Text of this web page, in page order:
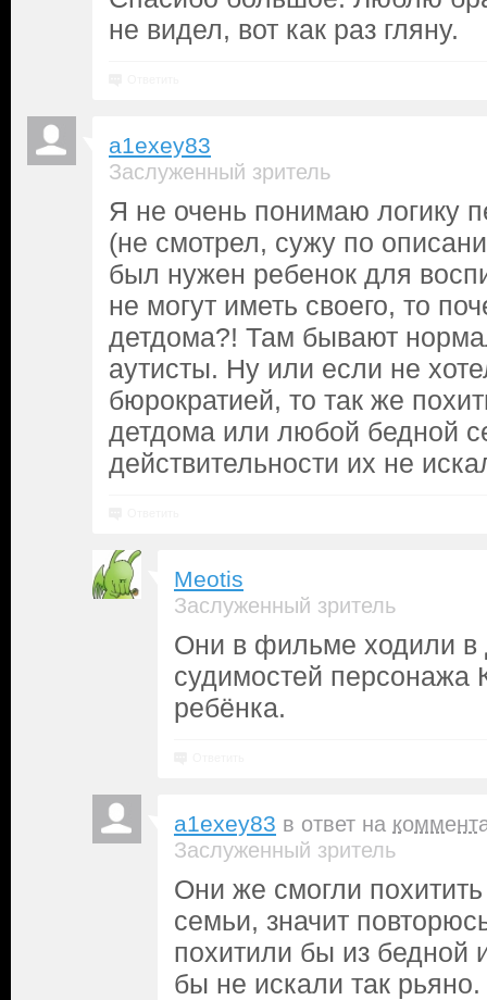
не видел, вот как раз гляну.
a1exey83
Заслуженный зритель
Я не очень понимаю логику
(не смотрел, сужу по
был нужен ребенок для
не могут иметь своего, то
детдома?! Там бывают
аутисты. Ну или если не
бюрократией, то так же
детдома или любой бедной
действительности их не
Meotis
Заслуженный зритель
Они в фильме ходили в
судимостей
ребёнка.
a1exey83 в ответ на
Заслуженный зритель
Они же смогли
семьи, значит
похитили бы из бедной
бы не искали так рьяно.